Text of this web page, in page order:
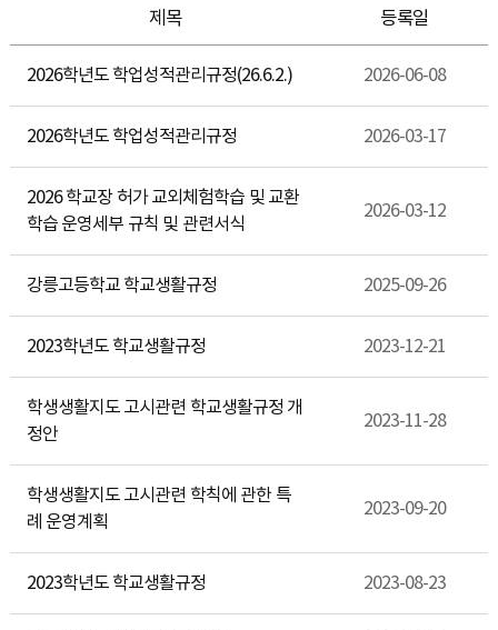
제목 등록일
2026학년도 학업성적관리규정(26.6.2.) 2026-06-08
2026학년도 학업성적관리규정 2026-03-17
2026 학교장 허가 교외체험학습 및 교환
학습 운영세부 규칙 및 관련서식
2026-03-12
강릉고등학교 학교생활규정 2025-09-26
2023학년도 학교생활규정 2023-12-21
학생생활지도 고시관련 학교생활규정 개
정안
2023-11-28
학생생활지도 고시관련 학칙에 관한 특
례 운영계획
2023-09-20
2023학년도 학교생활규정 2023-08-23